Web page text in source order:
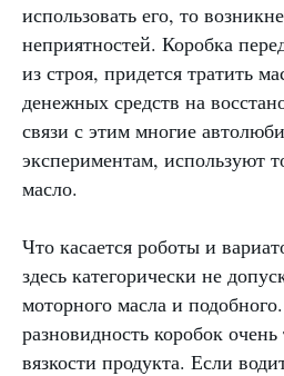
использовать его, то
неприятностей. Коробка
из строя, придется тратить
денежных средств на
связи с этим многие
экспериментам, используют
масло.
Что касается роботы и
здесь категорически не
моторного масла и
разновидность коробок очень
вязкости продукта. Если